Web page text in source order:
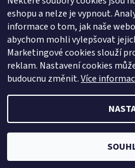
Zboží.cz |
2026 © AZ ZOO,
eshopu a nelze je vypnout.
informace o tom, jak naše
abychom mohli vylepšovat
Marketingové cookies slouží
reklam. Nastavení cookies
budoucnu změnit.Více